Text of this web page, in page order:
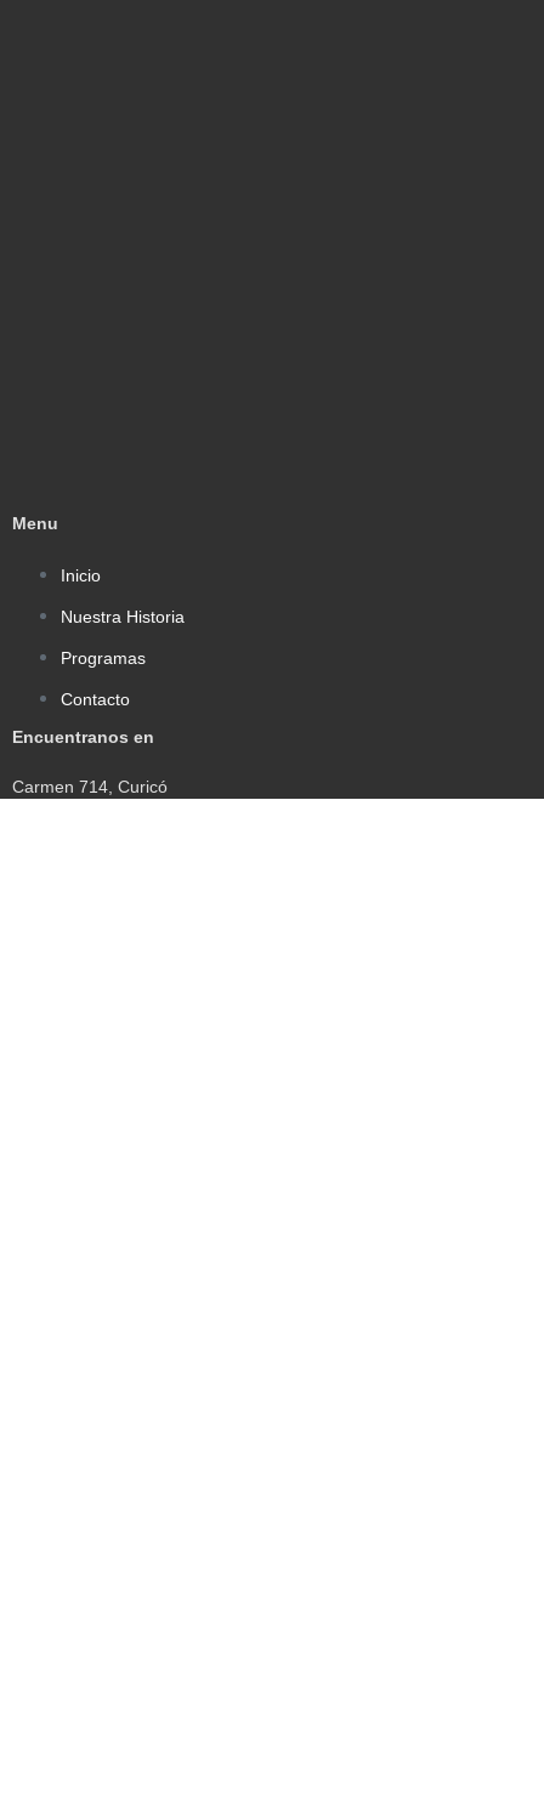
Menu
Inicio
Nuestra Historia
Programas
Contacto
Encuentranos en
Carmen 714, Curicó